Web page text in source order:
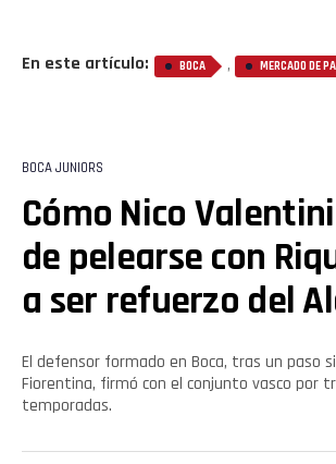
En este artículo: BOCA , MERCADO DE
BOCA JUNIORS
Cómo Nico
de pelearse con
a ser refuerzo del
El defensor formado en Boca, tras un paso
Fiorentina, firmó con el conjunto vasco por
temporadas.
Flipboard
Reddit
Pinterest
Whatsapp